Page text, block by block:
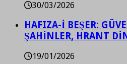
30/03/2026
HAFIZA-İ BEŞER:
ŞAHİNLER, HRANT
19/01/2026